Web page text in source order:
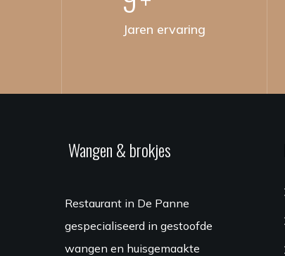
Jaren ervaring
Wangen & brokjes
Restaurant in De Panne
gespecialiseerd in gestoofde
wangen en huisgemaakte